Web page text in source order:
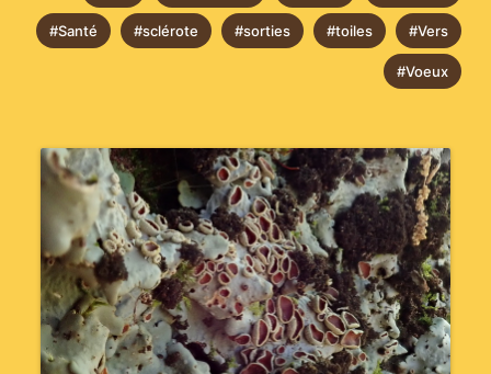
#Santé #sclérote #sorties #toiles #Vers
#Voeux